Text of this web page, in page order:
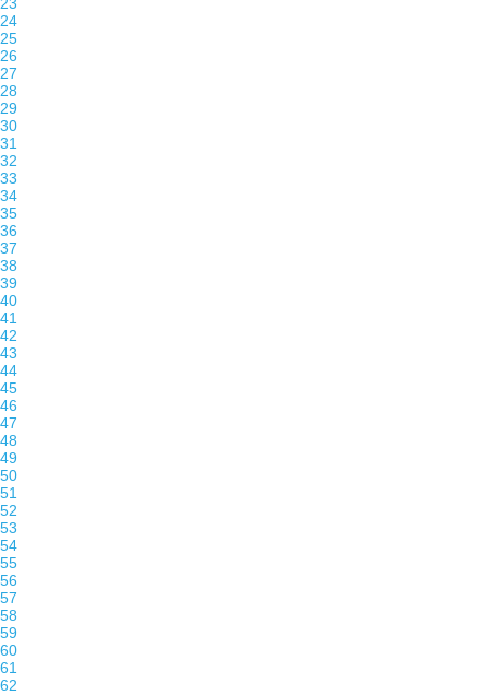
24
25
26
27
28
29
30
31
32
33
34
35
36
37
38
39
40
41
42
43
44
45
46
47
48
49
50
51
52
53
54
55
56
57
58
59
60
61
62